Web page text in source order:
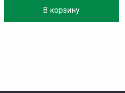
В корзину